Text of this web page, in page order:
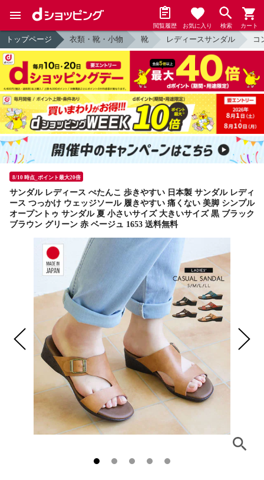
閲覧履歴 お気に入り 検索 カート
トップページ 衣類・靴・小物 靴 レディースサンダル コ
8/10 時点_ポイント最大20倍
サンダル レディース ぺたんこ 歩きやすい 日本製 サンダル レディ
ース つっかけ ウェッジソール 履きやすい 痛くない 美脚 シンプル
オープントゥ サンダル 夏 小さいサイズ 大きいサイズ 黒 ブラック
ブラウン グリーン 赤 ベージュ 1653 送料無料